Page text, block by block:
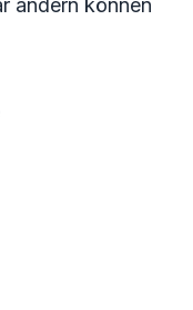
ändern können